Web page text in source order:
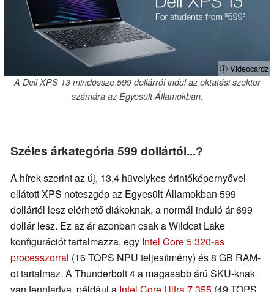
ⓘ Videocardz
A Dell XPS 13 mindössze 599 dollárról indul az oktatási szektor
számára az Egyesült Államokban.
Széles árkategória 599 dollártól...?
A hírek szerint az új, 13,4 hüvelykes érintőképernyővel
ellátott XPS noteszgép az Egyesült Államokban 599
dollártól lesz elérhető diákoknak, a normál induló ár 699
dollár lesz. Ez az ár azonban csak a Wildcat Lake
konfigurációt tartalmazza, egy Intel Core 5 320-as
processzorral (16 TOPS NPU teljesítmény) és 8 GB RAM-
ot tartalmaz. A Thunderbolt 4 a magasabb árú SKU-knak
van fenntartva, például a Intel Core Ultra 7 355 (49 TOPS